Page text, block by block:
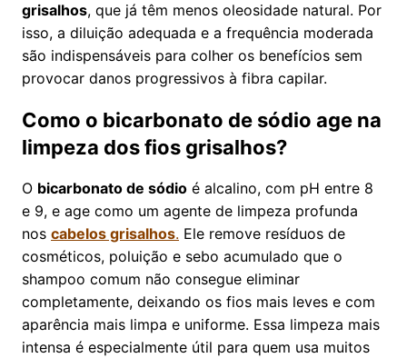
grisalhos, que já têm menos oleosidade natural. Por
isso, a diluição adequada e a frequência moderada
são indispensáveis para colher os benefícios sem
provocar danos progressivos à fibra capilar.
Como o bicarbonato de sódio age na
limpeza dos fios grisalhos?
O bicarbonato de sódio é alcalino, com pH entre 8
e 9, e age como um agente de limpeza profunda
nos cabelos grisalhos. Ele remove resíduos de
cosméticos, poluição e sebo acumulado que o
shampoo comum não consegue eliminar
completamente, deixando os fios mais leves e com
aparência mais limpa e uniforme. Essa limpeza mais
intensa é especialmente útil para quem usa muitos